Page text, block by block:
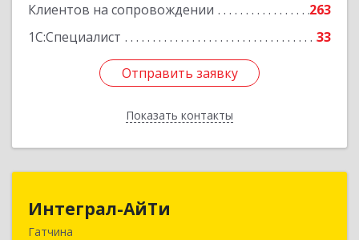
Клиентов на сопровождении
263
1С:Специалист
33
Отправить заявку
Показать контакты
Отправить заявку
Назад
Интеграл-АйТи
Гатчина188300, Ленинградская обл, Гатчинский р-н,